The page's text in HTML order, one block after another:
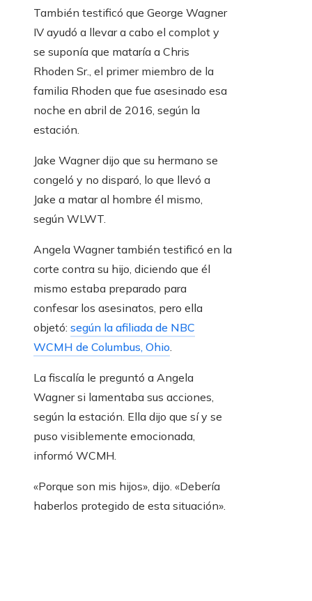
También testificó que George Wagner
IV ayudó a llevar a cabo el complot y
se suponía que mataría a Chris
Rhoden Sr., el primer miembro de la
familia Rhoden que fue asesinado esa
noche en abril de 2016, según la
estación.
Jake Wagner dijo que su hermano se
congeló y no disparó, lo que llevó a
Jake a matar al hombre él mismo,
según WLWT.
Angela Wagner también testificó en la
corte contra su hijo, diciendo que él
mismo estaba preparado para
confesar los asesinatos, pero ella
objetó: según la afiliada de NBC
WCMH de Columbus, Ohio.
La fiscalía le preguntó a Angela
Wagner si lamentaba sus acciones,
según la estación. Ella dijo que sí y se
puso visiblemente emocionada,
informó WCMH.
«Porque son mis hijos», dijo. «Debería
haberlos protegido de esta situación».